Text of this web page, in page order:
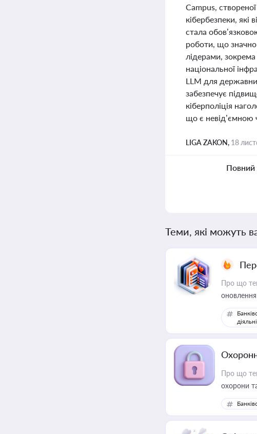
Campus,
кібербезпеки,
стала
роботи, що значно
лідерами, зокрема
національної
LLM для
забезпечує
кіберполіція
що є невід’ємною
LIGA ZAKON, 18
Повний
Теми, які можуть
Про що
Про що
охорони